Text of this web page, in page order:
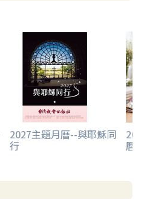
2027主題月曆--與耶穌同
行 曆